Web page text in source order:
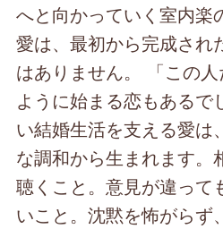
へと向かっていく室内楽
愛は、最初から完成され
はありません。 「この
ように始まる恋もあるで
い結婚生活を支える愛は
な調和から生まれます。
聴くこと。意見が違って
いこと。沈黙を怖がらず